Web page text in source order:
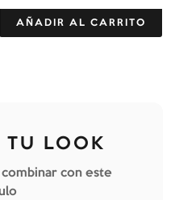
AÑADIR AL CARRITO
TU LOOK
con este